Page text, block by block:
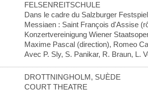
FELSENREITSCHULE
Dans le cadre du Salzburger
Messiaen : Saint François d'Assise
Konzertvereinigung Wiener
Maxime Pascal (direction), Romeo
Avec P. Sly, S. Panikar, R. Braun, L.
DROTTNINGHOLM, SUÈDE
COURT THEATRE